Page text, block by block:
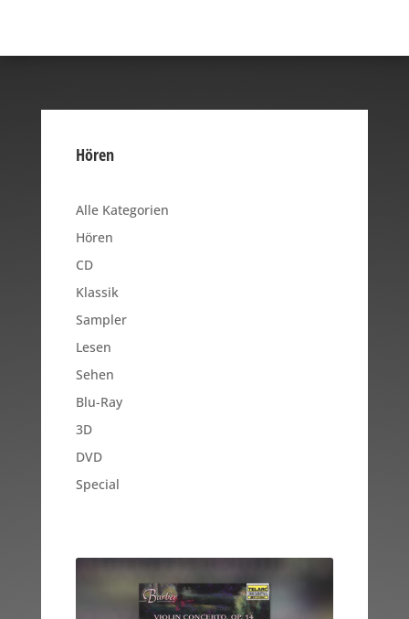
Hören
Alle Kategorien
Hören
CD
Klassik
Sampler
Lesen
Sehen
Blu-Ray
3D
DVD
Special